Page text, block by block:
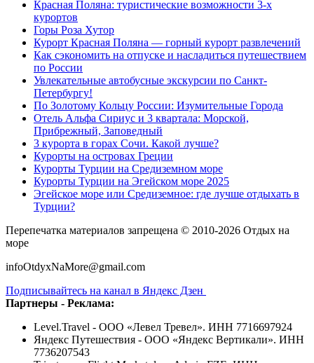
Красная Поляна: туристические возможности 3-х
курортов
Горы Роза Хутор
Курорт Красная Поляна — горный курорт развлечений
Как сэкономить на отпуске и насладиться путешествием
по России
Увлекательные автобусные экскурсии по Санкт-
Петербургу!
По Золотому Кольцу России: Изумительные Города
Отель Альфа Сириус и 3 квартала: Морской,
Прибрежный, Заповедный
3 курорта в горах Сочи. Какой лучше?
Курорты на островах Греции
Курорты Турции на Средиземном море
Курорты Турции на Эгейском море 2025
Эгейское море или Средиземное: где лучше отдыхать в
Турции?
Перепечатка материалов запрещена © 2010-2026 Отдых на
море
infoOtdyxNaMore@gmail.com
Подписывайтесь на канал в Яндекс Дзен
Партнеры - Реклама:
Level.Travel - ООО «Левел Тревел». ИНН 7716697924
Яндекс Путешествия - ООО «Яндекс Вертикали». ИНН
7736207543